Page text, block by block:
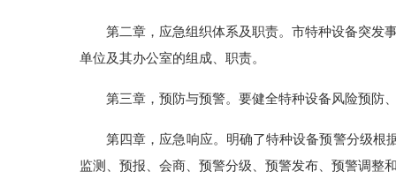
第二章，应急组织体系及职责。市特种设备突发
单位及其办公室的组成、职责。
第三章，预防与预警。要健全特种设备风险预防
第四章，应急响应。明确了特种设备预警分级根
监测、预报、会商、预警分级、预警发布、预警调整